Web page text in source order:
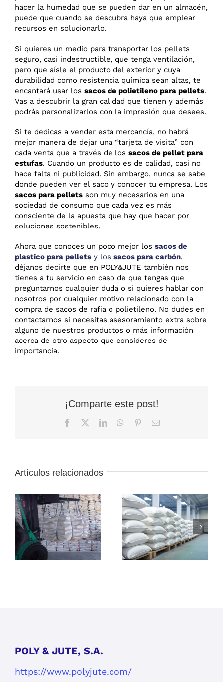
hacer la humedad que se pueden dar en un almacén,
puede que cuando se descubra haya que emplear
recursos en solucionarlo.
Si quieres un medio para transportar los pellets
seguro, casi indestructible, que tenga ventilación,
pero que aísle el producto del exterior y cuya
durabilidad como resistencia química sean altas, te
encantará usar los sacos de polietileno para pellets.
Vas a descubrir la gran calidad que tienen y además
podrás personalizarlos con la impresión que desees.
Si te dedicas a vender esta mercancía, no habrá
mejor manera de dejar una “tarjeta de visita” con
cada venta que a través de los sacos de pellet para
estufas. Cuando un producto es de calidad, casi no
hace falta ni publicidad. Sin embargo, nunca se sabe
donde pueden ver el saco y conocer tu empresa. Los
sacos para pellets son muy necesarios en una
sociedad de consumo que cada vez es más
consciente de la apuesta que hay que hacer por
soluciones sostenibles.
Ahora que conoces un poco mejor los sacos de
plastico para pellets y los sacos para carbón,
déjanos decirte que en POLY&JUTE también nos
tienes a tu servicio en caso de que tengas que
preguntarnos cualquier duda o si quieres hablar con
nosotros por cualquier motivo relacionado con la
compra de sacos de rafia o polietileno. No dudes en
contactarnos si necesitas asesoramiento extra sobre
alguno de nuestros productos o más información
acerca de otro aspecto que consideres de
importancia.
¡Comparte este post!
Facebook LinkedInWhatsApp
PinterestCorreo
Artículos relacionados
¿Por qué
elegir sacos de
rafia agrícola
para
almacenar
para
granos o
productos:
Qué
características
debe tener
POLY & JUTE, S.A.
https://www.polyjute.com/